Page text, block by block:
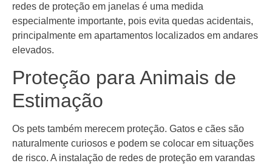
redes de proteção em janelas é uma medida
especialmente importante, pois evita quedas acidentais,
principalmente em apartamentos localizados em andares
elevados.
Proteção para Animais de
Estimação
Os pets também merecem proteção. Gatos e cães são
naturalmente curiosos e podem se colocar em situações
de risco. A instalação de redes de proteção em varandas